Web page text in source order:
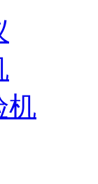
机